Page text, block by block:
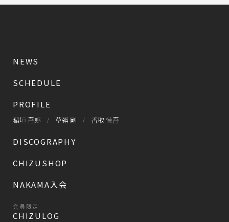
NEWS
SCHEDULE
PROFILE
稲垣 吾郎 草彅 剛 香取 慎吾
DISCOGRAPHY
CHIZUSHOP
NAKAMA入会
会員限定
CHIZULOG